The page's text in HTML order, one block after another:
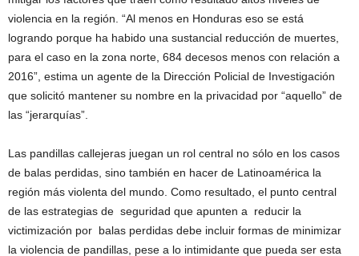
violencia en la región. “Al menos en Honduras eso se está
logrando porque ha habido una sustancial reducción de muertes,
para el caso en la zona norte, 684 decesos menos con relación a
2016”, estima un agente de la Dirección Policial de Investigación
que solicitó mantener su nombre en la privacidad por “aquello” de
las “jerarquías”.
Las pandillas callejeras juegan un rol central no sólo en los casos
de balas perdidas, sino también en hacer de Latinoamérica la
región más violenta del mundo. Como resultado, el punto central
de las estrategias de seguridad que apunten a reducir la
victimización por balas perdidas debe incluir formas de minimizar
la violencia de pandillas, pese a lo intimidante que pueda ser esta